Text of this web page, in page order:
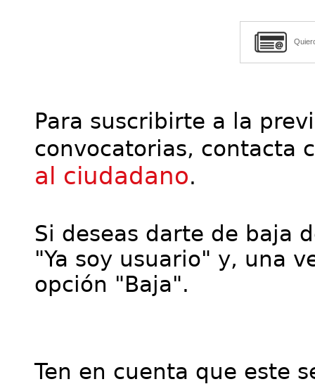
Para suscribirte a la
convocatorias, contacta
al ciudadano.
Si deseas darte de baja
"Ya soy usuario" y, una
opción "Baja".
Ten en cuenta que este